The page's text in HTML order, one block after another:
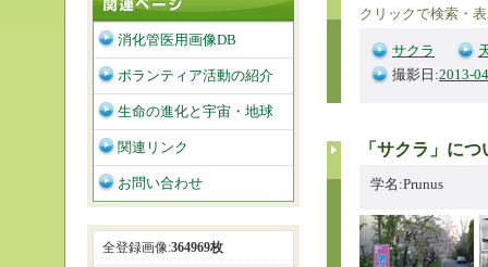
クリックで検索・
サクラ
撮影日:2013-
「サクラ」につ
学名:Prunus
消化管医用画像DB
ボランティア活動の紹介
生命の進化と宇宙・地球
関連リンク
お問い合わせ
全登録画像:364969枚